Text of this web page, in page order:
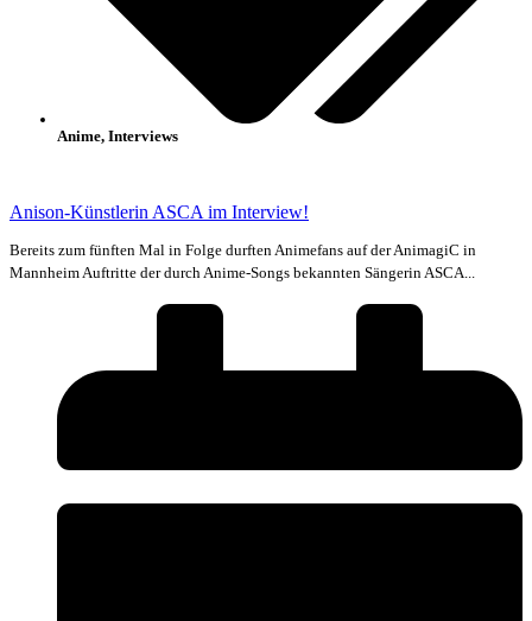
Anime, Interviews
Anison-Künstlerin ASCA im Interview!
Bereits zum fünften Mal in Folge durften Animefans auf der AnimagiC in
Mannheim Auftritte der durch Anime-Songs bekannten Sängerin ASCA...